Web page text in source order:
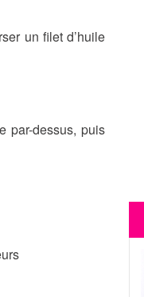
un filet d’huile
par-dessus, puis